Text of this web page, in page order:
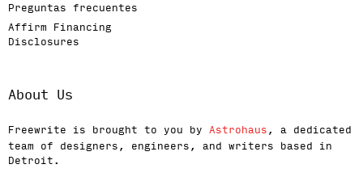
Preguntas frecuentes
Affirm Financing
Disclosures
About Us
Freewrite is brought to you by Astrohaus , a dedicated
team of designers, engineers, and writers based in
Detroit.